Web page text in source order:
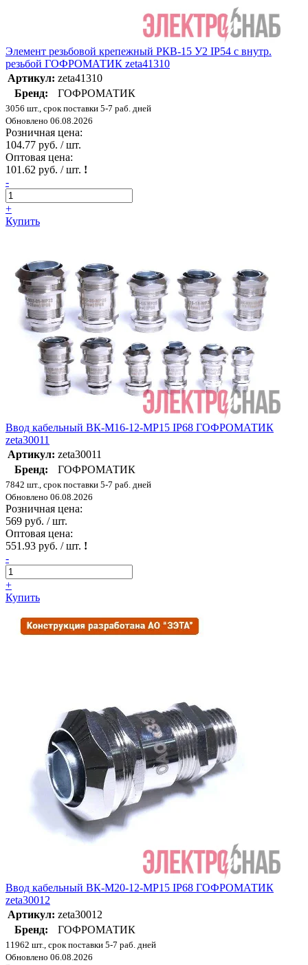
Элемент резьбовой крепежный РКВ-15 У2 IP54 с внутр.
резьбой ГОФРОМАТИК zeta41310
Артикул: zeta41310
Бренд:
ГОФРОМАТИК
3056 шт., срок поставки 5-7 раб. дней
Обновлено 06.08.2026
Розничная цена:
104.77 руб. / шт.
Оптовая цена:
101.62 руб. / шт. !
-
+
Купить
Ввод кабельный ВК-М16-12-МР15 IP68 ГОФРОМАТИК
zeta30011
Артикул: zeta30011
Бренд:
ГОФРОМАТИК
7842 шт., срок поставки 5-7 раб. дней
Обновлено 06.08.2026
Розничная цена:
569 руб. / шт.
Оптовая цена:
551.93 руб. / шт. !
-
+
Купить
Ввод кабельный ВК-М20-12-МР15 IP68 ГОФРОМАТИК
zeta30012
Артикул: zeta30012
Бренд:
ГОФРОМАТИК
11962 шт., срок поставки 5-7 раб. дней
Обновлено 06.08.2026